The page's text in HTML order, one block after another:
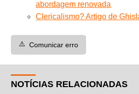
abordagem renovada
Clericalismo? Artigo de
⚠️ Comunicar erro
NOTÍCIAS RELACIONADAS